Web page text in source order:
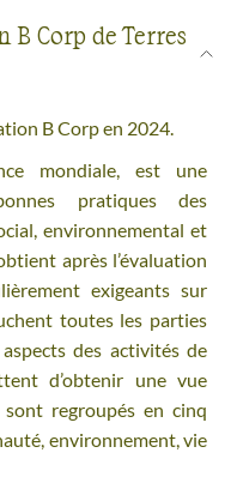
B Corp de Terres
B Corp en 2024.
mondiale, est une
pratiques des
environnemental et
après l’évaluation
exigeants sur
toutes les parties
des activités de
d’obtenir une vue
sont regroupés en cinq
environnement, vie